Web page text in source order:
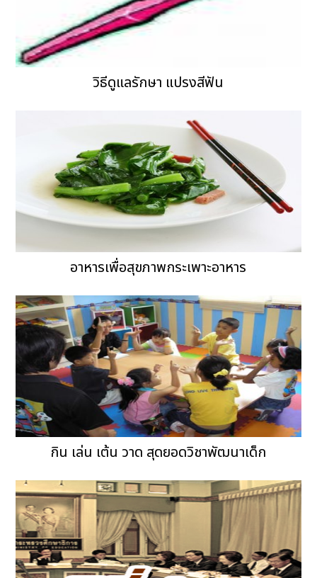
วิธีดูแลรักษา แปรงสีฟัน
อาหารเพื่อสุขภาพกระเพาะอาหาร
กิน เล่น เต้น วาด สุดยอดวิชาพัฒนาเด็ก